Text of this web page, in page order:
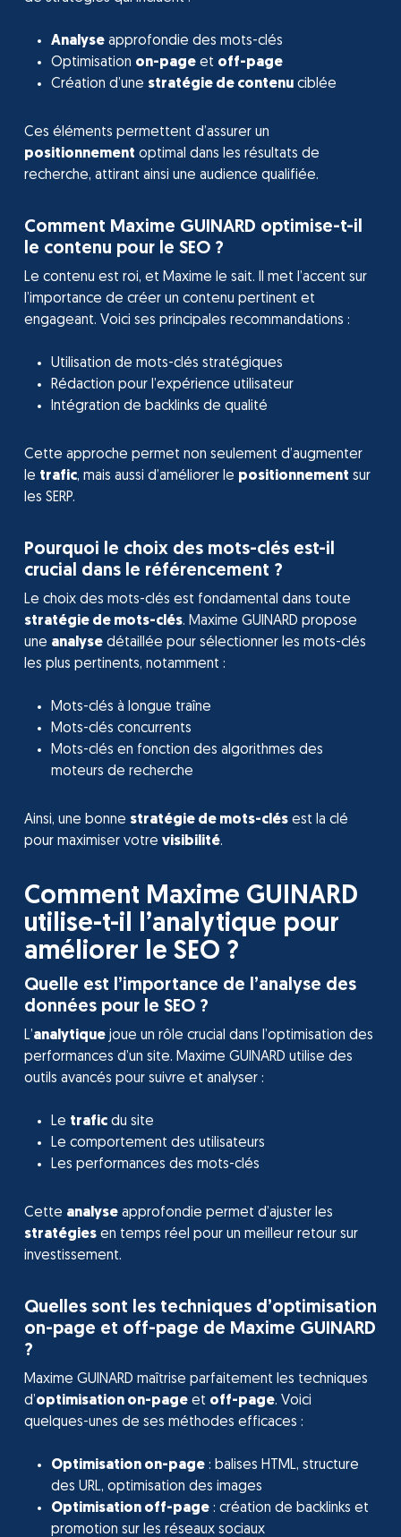
Analyseapprofondie des mots-clés
Optimisation on-pageet off-page
Création d’une stratégie de contenuciblée
Ces éléments permettent d’assurer un
positionnement optimal dans les résultats de
recherche, attirant ainsi une audience qualifiée.
Comment Maxime GUINARD optimise-t-il
le contenu pour le SEO ?
Le contenu est roi, et Maxime le sait. Il met l’accent sur
l’importance de créer un contenu pertinent et
engageant. Voici ses principales recommandations :
Utilisation de mots-clés stratégiques
Rédaction pour l’expérience utilisateur
Intégration de backlinks de qualité
Cette approche permet non seulement d’augmenter
le trafic, mais aussi d’améliorer le positionnement sur
les SERP.
Pourquoi le choix des mots-clés est-il
crucial dans le référencement ?
Le choix des mots-clés est fondamental dans toute
stratégie de mots-clés. Maxime GUINARD propose
une analysedétaillée pour sélectionner les mots-clés
les plus pertinents, notamment :
Mots-clés à longue traîne
Mots-clés concurrents
Mots-clés en fonction des algorithmes des
moteurs de recherche
Ainsi, une bonne stratégie de mots-clésest la clé
pour maximiser votre visibilité.
Comment Maxime GUINARD
utilise-t-il l’analytique pour
améliorer le SEO ?
Quelle est l’importance de l’analyse des
données pour le SEO ?
L’analytiquejoue un rôle crucial dans l’optimisation des
performances d’un site. Maxime GUINARD utilise des
outils avancés pour suivre et analyser :
Le traficdu site
Le comportement des utilisateurs
Les performances des mots-clés
Cette analyseapprofondie permet d’ajuster les
stratégiesen temps réel pour un meilleur retour sur
investissement.
Quelles sont les techniques d’optimisation
on-page et off-page de Maxime GUINARD
?
Maxime GUINARD maîtrise parfaitement les techniques
d’optimisation on-pageet off-page. Voici
quelques-unes de ses méthodes efficaces :
Optimisation on-page: balises HTML, structure
des URL, optimisation des images
Optimisation off-page: création de backlinks et
promotion sur les réseaux sociaux